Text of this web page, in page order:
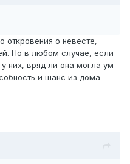
откровения о невесте,
Но в любом случае, если
них, вряд ли она могла ум
и шанс из дома